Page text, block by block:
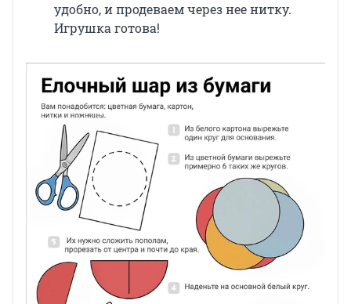
удобно, и продеваем через нее нитку.
Игрушка готова!